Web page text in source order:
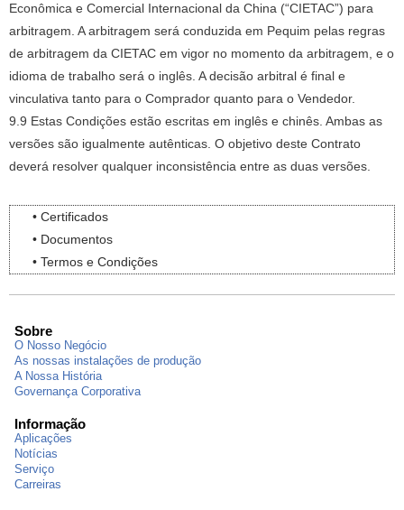
Econômica e Comercial Internacional da China (“CIETAC”) para
arbitragem. A arbitragem será conduzida em Pequim pelas regras
de arbitragem da CIETAC em vigor no momento da arbitragem, e o
idioma de trabalho será o inglês. A decisão arbitral é final e
vinculativa tanto para o Comprador quanto para o Vendedor.
9.9 Estas Condições estão escritas em inglês e chinês. Ambas as
versões são igualmente autênticas. O objetivo deste Contrato
deverá resolver qualquer inconsistência entre as duas versões.
• Certificados
• Documentos
• Termos e Condições
Sobre
O Nosso Negócio
As nossas instalações de produção
A Nossa História
Governança Corporativa
Informação
Aplicações
Notícias
Serviço
Carreiras